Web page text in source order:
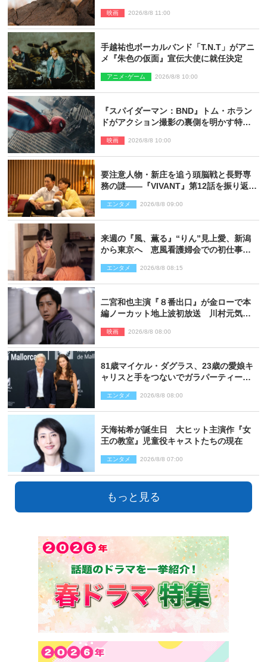
映画 2026/8/8 11:00
手越祐也ボーカルバンド「T.N.T」がアニ
メ『朱色の仮面』宣伝大使に就任決定
アニメ･ゲーム 2026/8/8 10:00
『スパイダーマン：BND』トム・ホラン
ドがアクション撮影の裏側を明かす特別
映画 2026/8/8 10:00
要注意人物・新庄を追う頭脳戦と長野専
務の謎――『VIVANT』第12話を振り返
エンタメ 2026/8/8 09:00
来週の『風、薫る』“りん”見上愛、新潟
から東京へ 恵風看護婦会での初仕事に
エンタメ 2026/8/8 08:15
二宮和也主演『８番出口』が金ローで本
編ノーカット地上波初放送 川村元気監
映画 2026/8/8 08:00
81歳マイケル・ダグラス、23歳の愛娘キ
ャリスと手をつないでガラパーティーに
エンタメ 2026/8/8 08:00
天海祐希が誕生日 大ヒット主演作『女
王の教室』児童役キャストたちの現在
エンタメ 2026/8/8 07:00
もっと見る